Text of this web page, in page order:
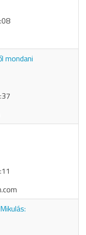
mondani